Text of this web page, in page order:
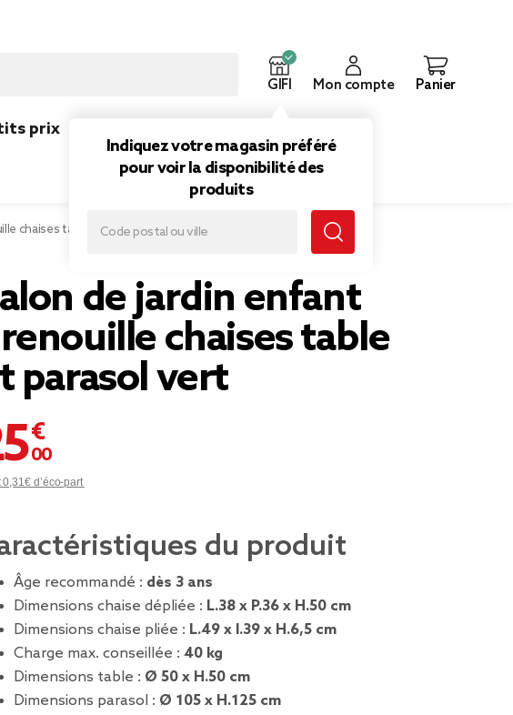
GIFI
Indiquez votre magasin préféré
pour voir la disponibilité des
produits
Mon compte Panier
prix
chaises table et parasol vert
de jardin enfant
chaises table
parasol vert
€
0,31€ d’éco-part
du produit
Âge recommandé : dès 3 ans
Dimensions chaise dépliée : L.38 x P.36 x H.50 cm
Dimensions chaise pliée : L.49 x l.39 x H.6,5 cm
Charge max. conseillée : 40 kg
Dimensions table : Ø 50 x H.50 cm
Dimensions parasol : Ø 105 x H.125 cm